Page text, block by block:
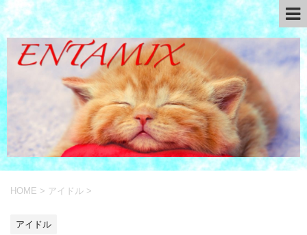
HOME > アイドル >
アイドル